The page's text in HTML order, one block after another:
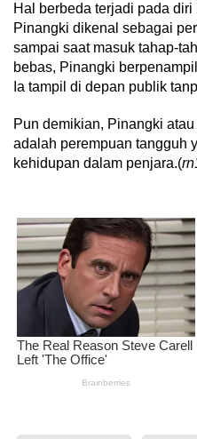
Hal berbeda terjadi pada
Pinangki dikenal sebagai
sampai saat masuk tahap-
bebas, Pinangki
Ia tampil di depan publik
Pun demikian, Pinangki
adalah perempuan tangguh
kehidupan dalam penjara.(